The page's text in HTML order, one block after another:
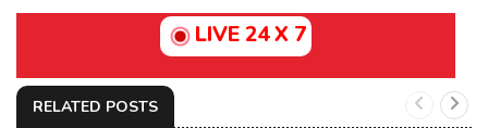
LIVE 24 X 7
RELATED POSTS